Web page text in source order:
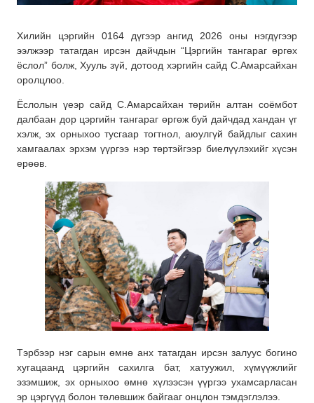
Хилийн цэргийн 0164 дүгээр ангид 2026 оны нэгдүгээр
ээлжээр татагдан ирсэн дайчдын “Цэргийн тангараг өргөх
ёслол” болж, Хууль зүй, дотоод хэргийн сайд С.Амарсайхан
оролцлоо.
Ёслолын үеэр сайд С.Амарсайхан төрийн алтан соёмбот
далбаан дор цэргийн тангараг өргөж буй дайчдад хандан үг
хэлж, эх орныхоо тусгаар тогтнол, аюулгүй байдлыг сахин
хамгаалах эрхэм үүргээ нэр төртэйгээр биелүүлэхийг хүсэн
ерөөв.
Тэрбээр нэг сарын өмнө анх татагдан ирсэн залуус богино
хугацаанд цэргийн сахилга бат, хатуужил, хүмүүжлийг
эзэмшиж, эх орныхоо өмнө хүлээсэн үүргээ ухамсарласан
эр цэргүүд болон төлөвшиж байгааг онцлон тэмдэглэлээ.